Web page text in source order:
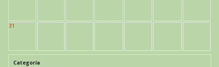
31
Categoría